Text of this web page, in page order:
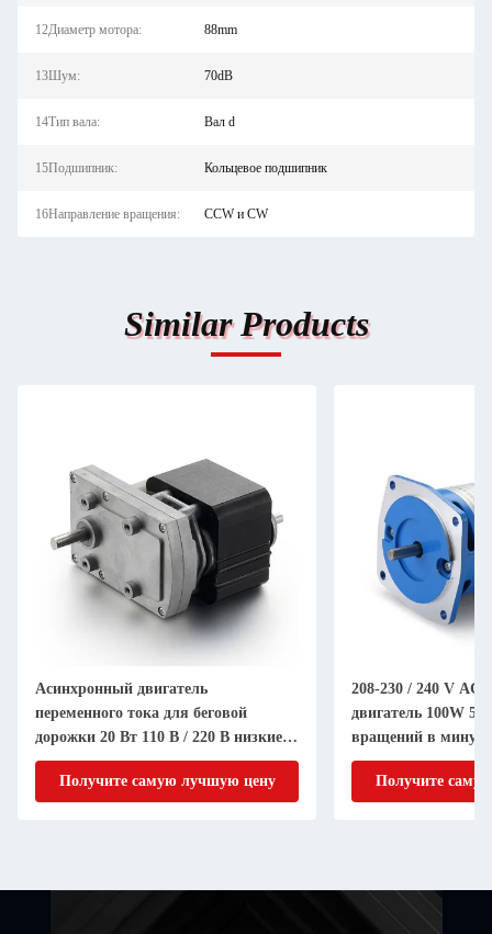
12Диаметр мотора: 88mm
13Шум: 70dB
14Тип вала: Вал d
15Подшипник: Кольцевое подшипник
16Направление вращения: CCW и CW
Similar Products
Асинхронный двигатель
переменного тока для беговой
дорожки 20 Вт 110 В / 220 В низкие
обороты в секунду высокий
крутящий момент затененный столб
Получите самую лучшую цену
208-230 / 240 V AC
двигатель 100W
вращений в
беговой дорожки
65 ммПолучите